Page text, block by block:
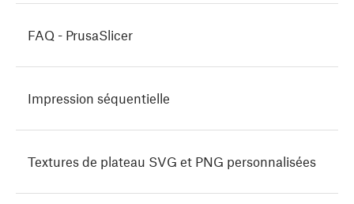
FAQ - PrusaSlicer
Impression séquentielle
Textures de plateau SVG et PNG personnalisées